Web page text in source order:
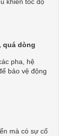
khiển tốc độ
quá dòng
pha, hệ
bảo vệ động
mà có sự cố